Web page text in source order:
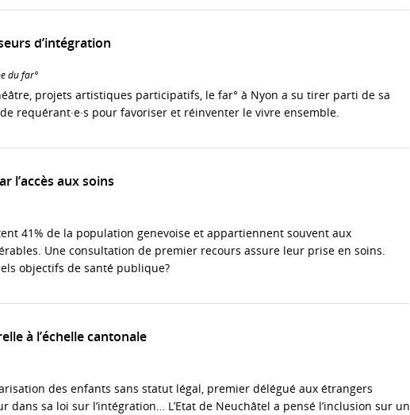
d’intégration
du far°
projets artistiques participatifs, le far° à Nyon a su tirer parti de sa
requérant·e·s pour favoriser et réinventer le vivre ensemble.
l’accès aux soins
41% de la population genevoise et appartiennent souvent aux
Une consultation de premier recours assure leur prise en soins.
objectifs de santé publique?
à l’échelle cantonale
des enfants sans statut légal, premier délégué aux étrangers
dans sa loi sur l’intégration… L’Etat de Neuchâtel a pensé l’inclusion sur un